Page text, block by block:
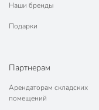
Наши бренды
Подарки
Партнерам
Арендаторам складских
помещений